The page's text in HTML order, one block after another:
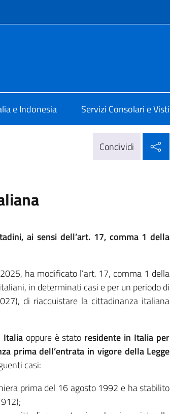
e Indonesia Servizi Consolari e Visti
Condividi
ai sensi dell’art. 17, comma 1 della
ha modificato l’art. 17, comma 1 della
in determinati casi e per un periodo di
di riacquistare la cittadinanza italiana
Italiaoppure è stato residente in Italia per
prima dell’entrata in vigore della Legge
casi:
prima del 16 agosto 1992 e ha stabilito